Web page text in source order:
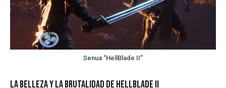
Senua “HellBlade II”
La Belleza y la Brutalidad de Hellblade II